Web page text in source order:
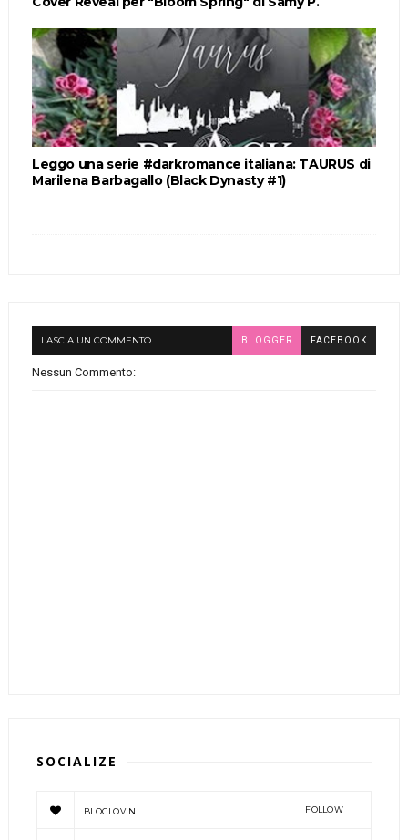
Leggo una serie #darkromance italiana: TAURUS di
Marilena Barbagallo (Black Dynasty #1)
LASCIA UN COMMENTO BLOGGER FACEBOOK
Nessun Commento:
SOCIALIZE
BLOGLOVIN FOLLOW